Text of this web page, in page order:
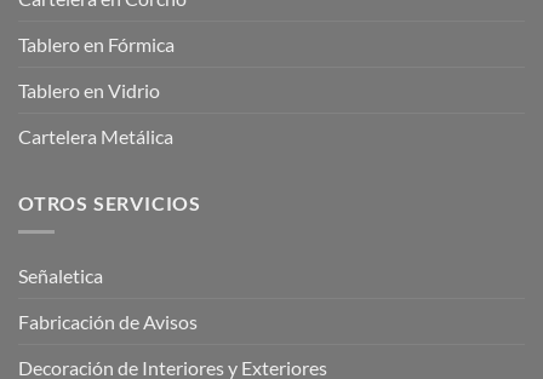
Tablero en Fórmica
Tablero en Vidrio
Cartelera Metálica
OTROS SERVICIOS
Señaletica
Fabricación de Avisos
Decoración de Interiores y Exteriores